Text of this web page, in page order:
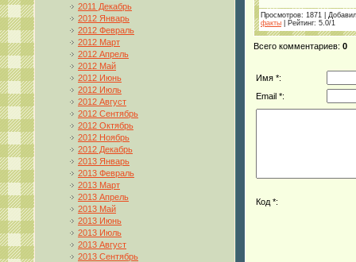
2011 Декабрь
2012 Январь
2012 Февраль
2012 Март
2012 Апрель
2012 Май
2012 Июнь
2012 Июль
2012 Август
2012 Сентябрь
2012 Октябрь
2012 Ноябрь
2012 Декабрь
2013 Январь
2013 Февраль
2013 Март
2013 Апрель
2013 Май
2013 Июнь
2013 Июль
2013 Август
2013 Сентябрь
Просмотров: 1871 | Добавил
факты
Рейтинг: 5.0/1
Всего комментариев: 0
Имя *:
Email *:
Код *: